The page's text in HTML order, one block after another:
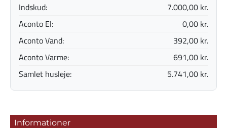
Indskud:
7.000,00 kr.
Aconto El:
0,00 kr.
Aconto Vand:
392,00 kr.
Aconto Varme:
691,00 kr.
Samlet husleje:
5.741,00 kr.
Informationer